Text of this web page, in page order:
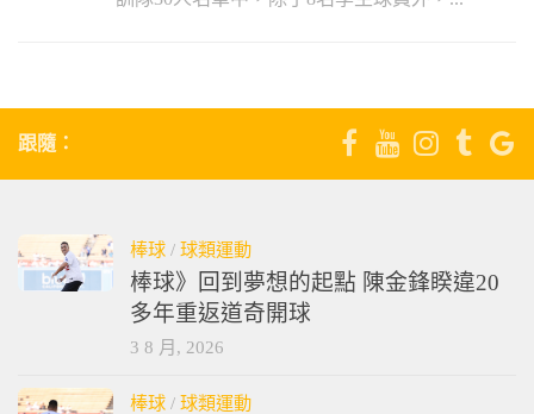
跟隨：
棒球 / 球類運動
棒球》回到夢想的起點 陳金鋒睽違20
多年重返道奇開球
3 8 月, 2026
棒球 / 球類運動